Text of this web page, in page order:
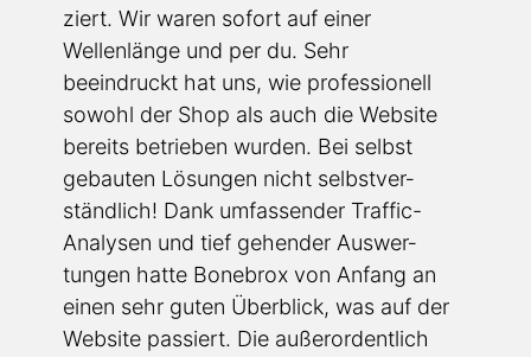
ziert. Wir waren sofort auf einer
Wellenlänge und per du. Sehr
beeindruckt hat uns, wie profes­si­onell
sowohl der Shop als auch die Website
bereits betrieben wurden. Bei selbst
gebauten Lösungen nicht selbst­ver­
ständlich! Dank umfassender Traffic-
Analysen und tief gehender Auswer­
tungen hatte Bonebrox von Anfang an
einen sehr guten Überblick, was auf der
Website passiert. Die außer­or­dentlich